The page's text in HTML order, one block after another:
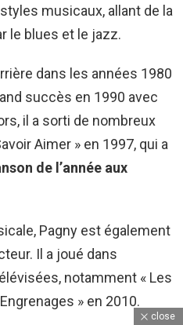
musicaux, allant de la
le blues et le jazz.
dans les années 1980
succès en 1990 avec
il a sorti de nombreux
Aimer » en 1997, qui a
de l’année aux
Pagny est également
Il a joué dans
notamment « Les
» en 2010.
close